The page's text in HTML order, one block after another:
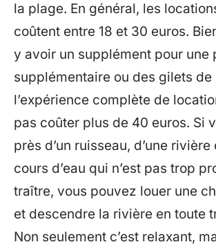
la plage. En général, les
coûtent entre 18 et 30 euros.
y avoir un supplément pour une
supplémentaire ou des gilets de
l’expérience complète de
pas coûter plus de 40 euros. Si
près d’un ruisseau, d’une rivière
cours d’eau qui n’est pas trop
traître, vous pouvez louer une
et descendre la rivière en toute
Non seulement c’est relaxant,